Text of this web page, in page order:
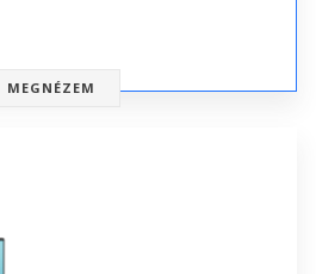
MEGNÉZEM